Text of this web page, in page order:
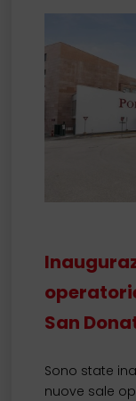
San
Sono state
nuove sale